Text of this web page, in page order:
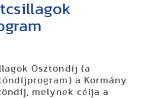
Ösztöndíj (a
a Kormány
melynek célja a